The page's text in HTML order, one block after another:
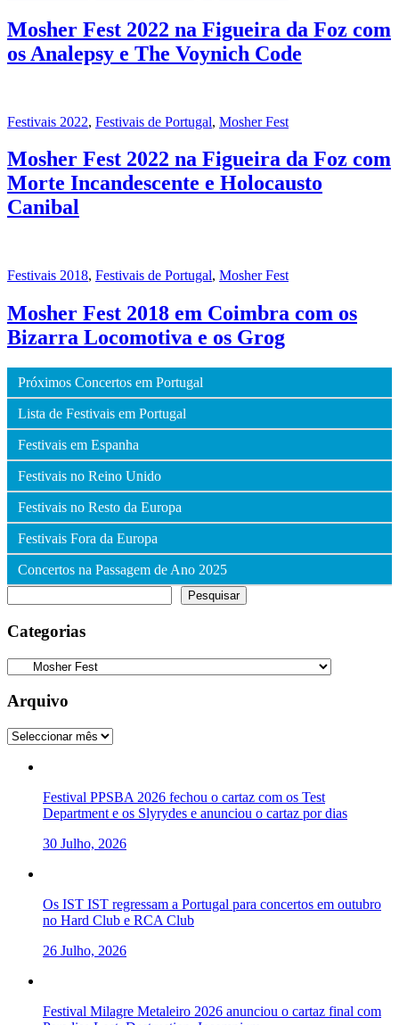
Mosher Fest 2022 na Figueira da Foz com
os Analepsy e The Voynich Code
Festivais 2022, Festivais de Portugal, Mosher Fest
Mosher Fest 2022 na Figueira da Foz com
Morte Incandescente e Holocausto
Canibal
Festivais 2018, Festivais de Portugal, Mosher Fest
Mosher Fest 2018 em Coimbra com os
Bizarra Locomotiva e os Grog
Próximos Concertos em Portugal
Lista de Festivais em Portugal
Festivais em Espanha
Festivais no Reino Unido
Festivais no Resto da Europa
Festivais Fora da Europa
Concertos na Passagem de Ano 2025
Pesquisar
Categorias
Categorias
Arquivo
Arquivo
Festival PPSBA 2026 fechou o cartaz com os Test
Department e os Slyrydes e anunciou o cartaz por dias
30 Julho, 2026
Os IST IST regressam a Portugal para concertos em outubro
no Hard Club e RCA Club
26 Julho, 2026
Festival Milagre Metaleiro 2026 anunciou o cartaz final com